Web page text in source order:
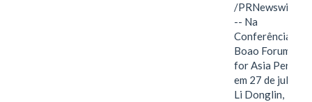
/PRNewswire/
-- Na
Conferência
Boao Forum
for Asia Perth,
em 27 de julho,
Li Donglin,